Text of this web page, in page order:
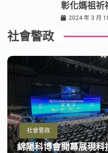
彰化媽祖祈
2024 年 3 月
社會警政
社會警政
綿陽科博會開幕展現科